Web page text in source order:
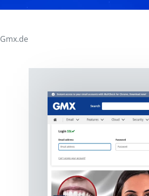
Gmx.de